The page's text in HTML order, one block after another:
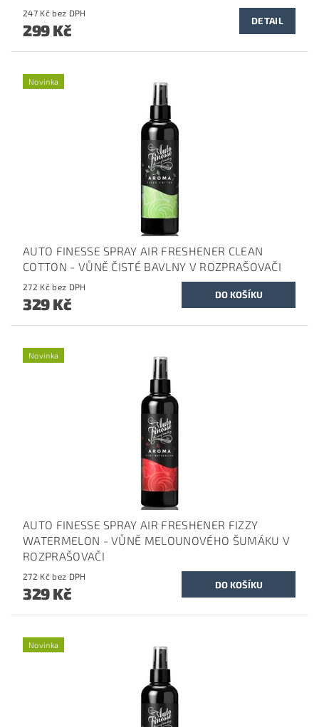
247 Kč bez DPH
299 Kč DETAIL
Novinka
AUTO FINESSE SPRAY AIR FRESHENER CLEAN
COTTON - VŮNĚ ČISTÉ BAVLNY V ROZPRAŠOVAČI
272 Kč bez DPH
329 Kč
Novinka
AUTO FINESSE SPRAY AIR FRESHENER FIZZY
WATERMELON - VŮNĚ MELOUNOVÉHO ŠUMÁKU V
ROZPRAŠOVAČI
272 Kč bez DPH
329 Kč
Novinka